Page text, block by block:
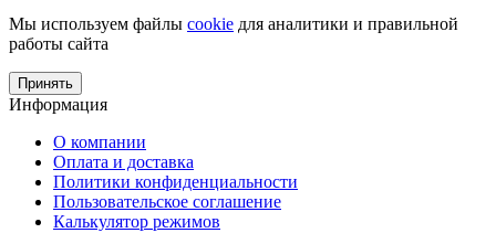
Мы используем файлы cookie для аналитики и правильной
работы сайта
Принять
Информация
О компании
Оплата и доставка
Политики конфиденциальности
Пользовательское соглашение
Калькулятор режимов